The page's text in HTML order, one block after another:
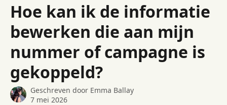
Hoe kan ik de informatie
bewerken die aan mijn
nummer of campagne is
gekoppeld?
Geschreven door Emma Ballay
7 mei 2026